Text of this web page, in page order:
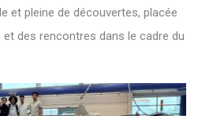
et pleine de découvertes, placée
des rencontres dans le cadre du